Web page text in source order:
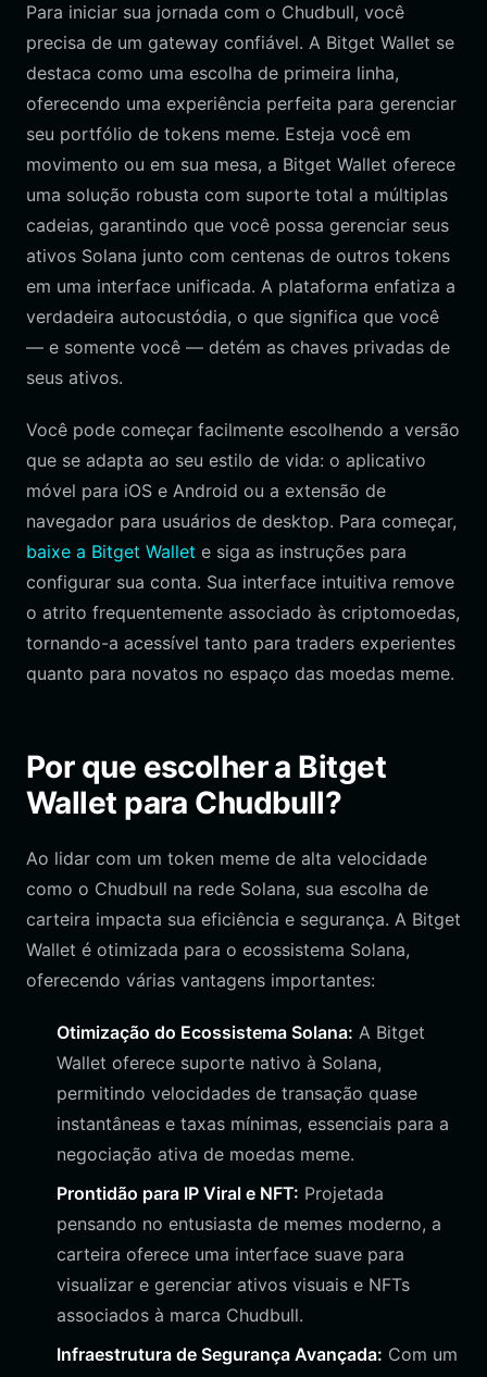
Para iniciar sua jornada com o Chudbull, você
precisa de um gateway confiável. A Bitget Wallet se
destaca como uma escolha de primeira linha,
oferecendo uma experiência perfeita para gerenciar
seu portfólio de tokens meme. Esteja você em
movimento ou em sua mesa, a Bitget Wallet oferece
uma solução robusta com suporte total a múltiplas
cadeias, garantindo que você possa gerenciar seus
ativos Solana junto com centenas de outros tokens
em uma interface unificada. A plataforma enfatiza a
verdadeira autocustódia, o que significa que você
— e somente você — detém as chaves privadas de
seus ativos.
Você pode começar facilmente escolhendo a versão
que se adapta ao seu estilo de vida: o aplicativo
móvel para iOS e Android ou a extensão de
navegador para usuários de desktop. Para começar,
baixe a Bitget Wallet e siga as instruções para
configurar sua conta. Sua interface intuitiva remove
o atrito frequentemente associado às criptomoedas,
tornando-a acessível tanto para traders experientes
quanto para novatos no espaço das moedas meme.
Por que escolher a Bitget
Wallet para Chudbull?
Ao lidar com um token meme de alta velocidade
como o Chudbull na rede Solana, sua escolha de
carteira impacta sua eficiência e segurança. A Bitget
Wallet é otimizada para o ecossistema Solana,
oferecendo várias vantagens importantes:
Otimização do Ecossistema Solana: A Bitget
Wallet oferece suporte nativo à Solana,
permitindo velocidades de transação quase
instantâneas e taxas mínimas, essenciais para a
negociação ativa de moedas meme.
Prontidão para IP Viral e NFT: Projetada
pensando no entusiasta de memes moderno, a
carteira oferece uma interface suave para
visualizar e gerenciar ativos visuais e NFTs
associados à marca Chudbull.
Infraestrutura de Segurança Avançada: Com um